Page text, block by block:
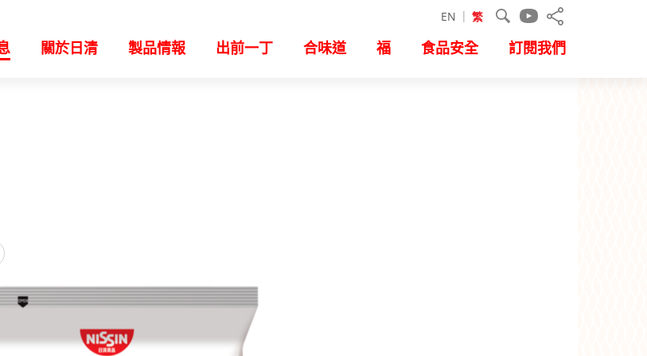
EN 繁
關於日清 製品情報 出前一丁 合味道 福 食品安全 訂閱我們
微信